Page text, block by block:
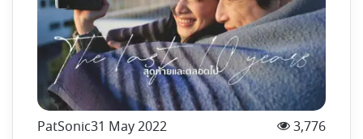
PatSonic31 May 2022 3,776